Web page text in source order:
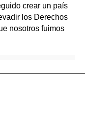
crear un país
los Derechos
nosotros fuimos